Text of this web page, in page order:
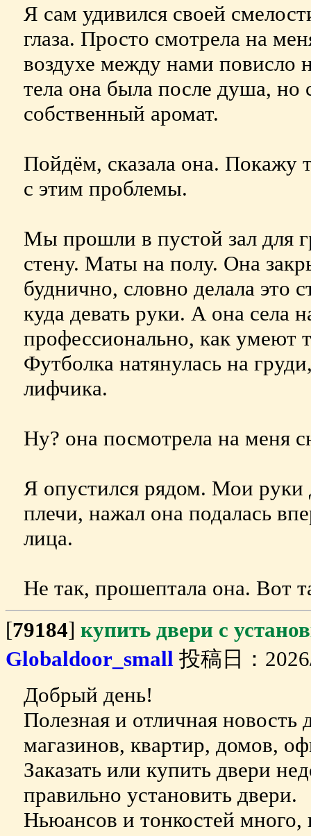
Я сам удивился своей
глаза. Просто смотрела на
воздухе между нами повисло
тела она была после душа, но
собственный аромат.
Пойдём, сказала она. Покажу
с этим проблемы.
Мы прошли в пустой зал для
стену. Маты на полу. Она
буднично, словно делала это
куда девать руки. А она села
профессионально, как умеют
Футболка натянулась на
лифчика.
Ну? она посмотрела на меня
Я опустился рядом. Мои
плечи, нажал она подалась
лица.
Не так, прошептала она. Вот
[79184] купить двери с
Globaldoor_small 投稿日：
Добрый день!
Полезная и отличная новость
магазинов, квартир, домов,
Заказать или купить двери
правильно установить двери.
Ньюансов и тонкостей